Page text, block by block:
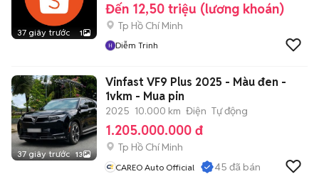
37 giây trước 1
Đến 12,50 triệu (lương khoán)
Tp Hồ Chí Minh
Diễm Trinh
37 giây trước 13
Vinfast VF9 Plus 2025 - Màu đen -
1vkm - Mua pin
2025 10.000 km Điện Tự động
1.205.000.000 đ
Tp Hồ Chí Minh
CAREO Auto Official 45 đã bán